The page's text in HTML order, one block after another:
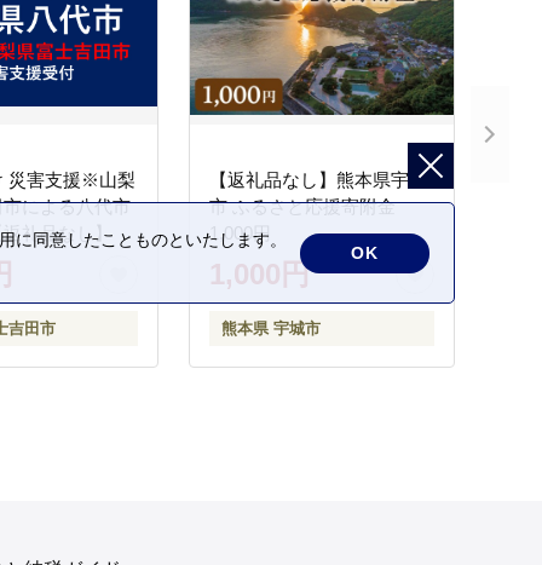
災害支援※山梨
による八代市
礼品なし】
吉田市
【返礼品なし】熊本県宇城
市 ふるさと応援寄附金
1,000円
1,000円
熊本県 宇城市
同意したことものといたします。
OK